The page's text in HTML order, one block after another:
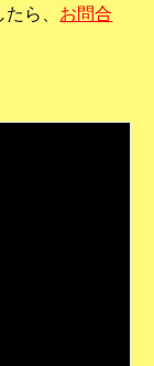
ら、 お問合